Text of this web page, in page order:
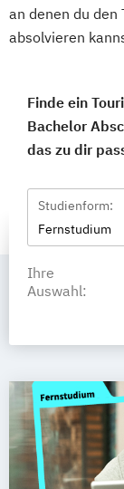
an denen du
absolvieren
Finde ein
Bachelor
das zu dir
Studienform:
Fernstudium
Ihre
Auswahl: